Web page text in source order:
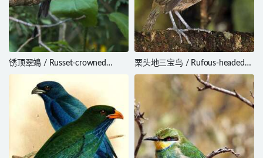
锈顶翠鴗 / Russet-crowned
Motmot / Momotus mexicanus
栗头地三宝鸟 / Rufous-headed
Ground Roller / Atelornis crossleyi